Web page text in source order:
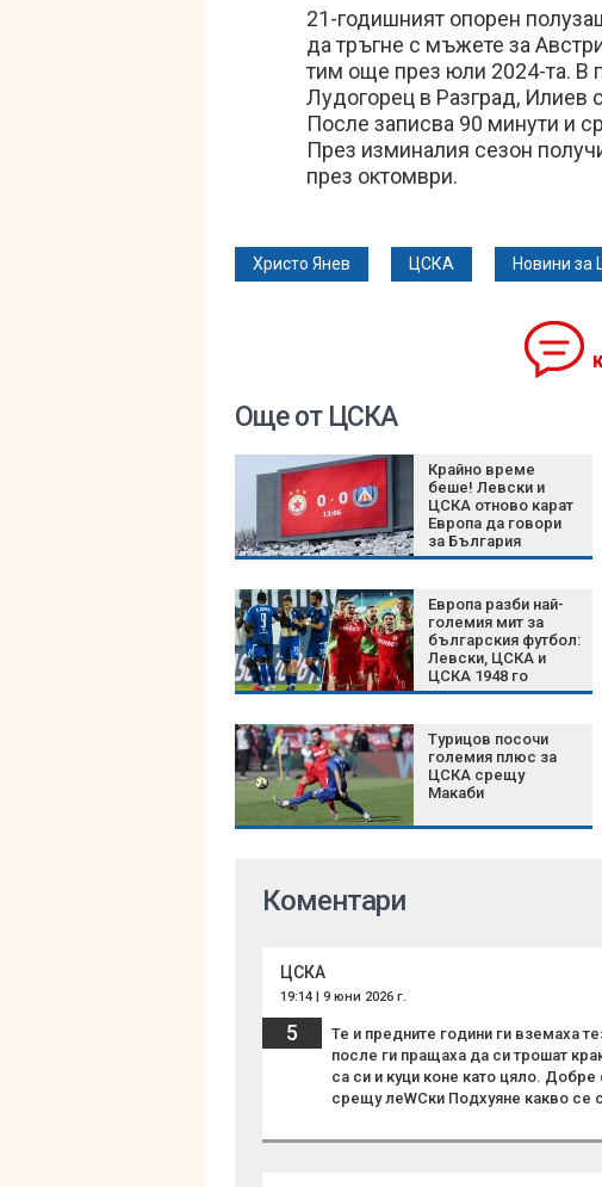
21-годишният опорен
да тръгне с мъжете за
тим още през юли 2024-та. В
Лудогорец в Разград, Илиев
После записва 90 минути и
През изминалия сезон
през октомври.
Христо Янев ЦСКА Новини за
Още от ЦСКА
Крайно време
беше! Левски и
ЦСКА отново карат
Европа да говори
за България
Европа разби най-
големия мит за
българския футбол:
Левски, ЦСКА и
ЦСКА 1948 го
доказаха
Турицов посочи
големия плюс за
ЦСКА срещу
Макаби
Коментари
ЦСКА
19:14 | 9 юни 2026 г.
5
Те и предните години ги вземаха
после ги пращаха да си трошат
са си и куци коне като цяло.
срещу леWCки Подхуяне какво се